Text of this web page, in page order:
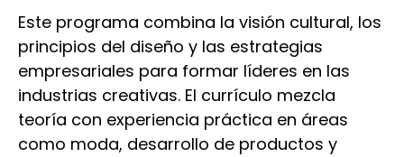
Este programa combina la visión cultural, los
principios del diseño y las estrategias
empresariales para formar líderes en las
industrias creativas. El currículo mezcla
teoría con experiencia práctica en áreas
como moda, desarrollo de productos y